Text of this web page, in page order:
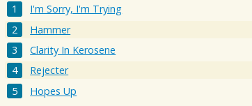
I'm Sorry, I'm Trying
Hammer
Clarity In Kerosene
Rejecter
Hopes Up